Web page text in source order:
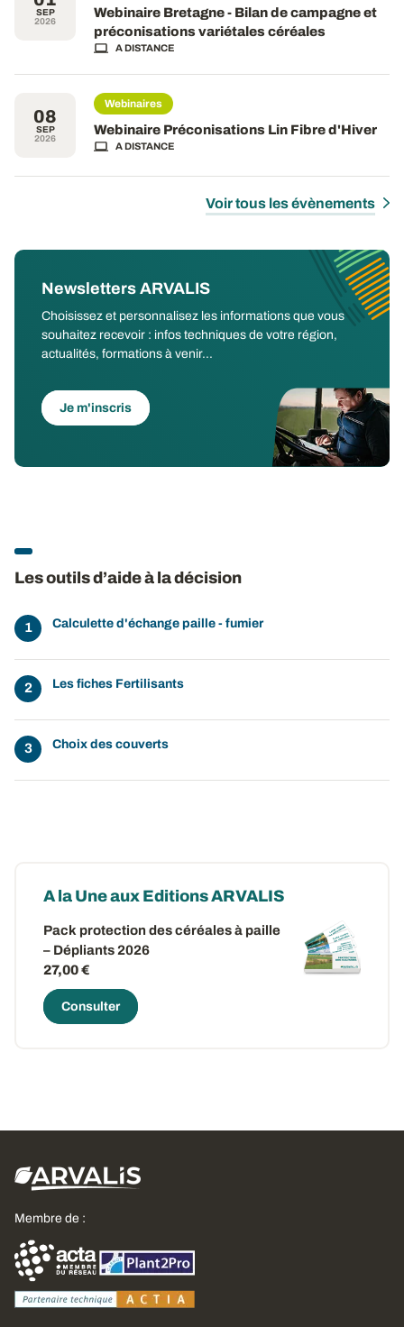
SEP
2026
Webinaire Bretagne - Bilan de campagne et
préconisations variétales céréales
A DISTANCE
08
SEP
2026
Webinaires
Webinaire Préconisations Lin Fibre d'Hiver
A DISTANCE
Voir tous les évènements
Newsletters ARVALIS
Choisissez et personnalisez les informations que vous
souhaitez recevoir : infos techniques de votre région,
actualités, formations à venir...
Je m'inscris
Les outils d’aide à la décision
Calculette d'échange paille - fumier
Les fiches Fertilisants
Choix des couverts
A la Une aux Editions ARVALIS
Pack protection des céréales à paille
– Dépliants 2026
27,00 €
Consulter
Membre de :